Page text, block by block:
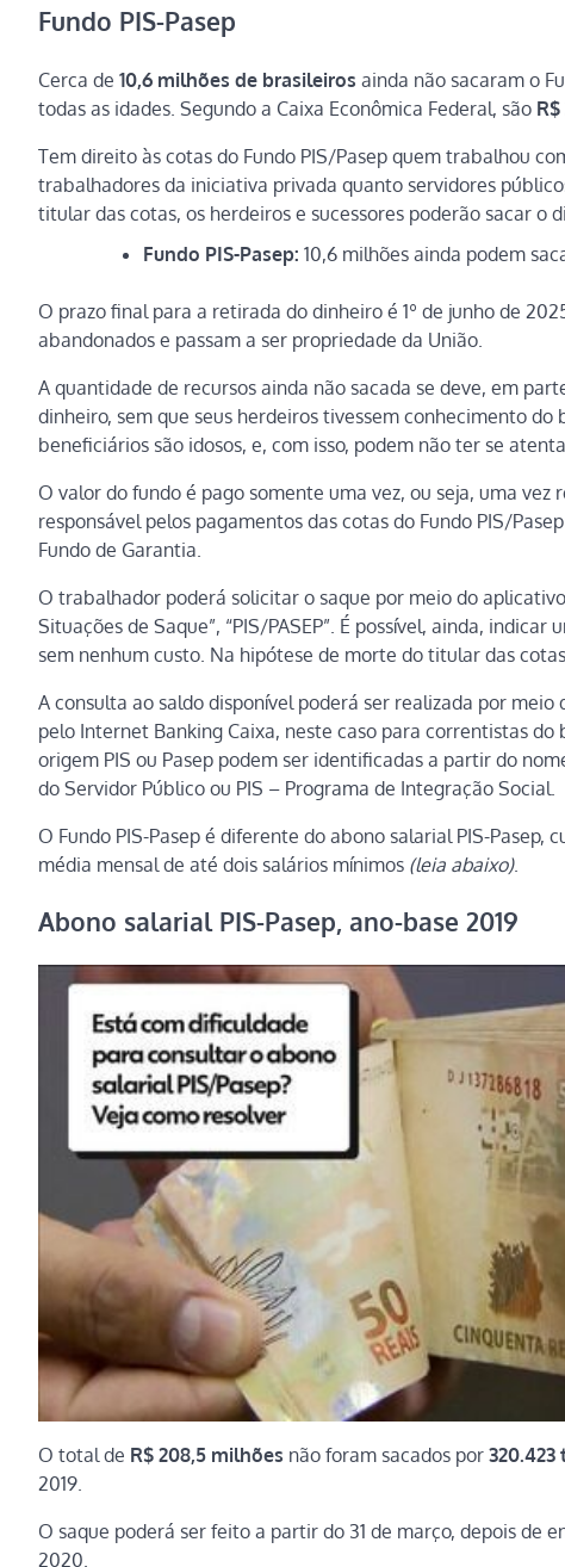
Fundo PIS-Pasep
Cerca de 10,6 milhões de brasileiros ainda não sacaram o
todas as idades. Segundo a Caixa Econômica Federal, são
Tem direito às cotas do Fundo PIS/Pasep quem trabalhou
trabalhadores da iniciativa privada quanto servidores
titular das cotas, os herdeiros e sucessores poderão sacar o
Fundo PIS-Pasep: 10,6 milhões ainda podem
O prazo final para a retirada do dinheiro é 1º de junho de
abandonados e passam a ser propriedade da União.
A quantidade de recursos ainda não sacada se deve, em
dinheiro, sem que seus herdeiros tivessem conhecimento
beneficiários são idosos, e, com isso, podem não ter se
O valor do fundo é pago somente uma vez, ou seja, uma
responsável pelos pagamentos das cotas do Fundo PIS/
Fundo de Garantia.
O trabalhador poderá solicitar o saque por meio do
Situações de Saque”, “PIS/PASEP”. É possível, ainda,
sem nenhum custo. Na hipótese de morte do titular das
A consulta ao saldo disponível poderá ser realizada por
pelo Internet Banking Caixa, neste caso para correntistas do
origem PIS ou Pasep podem ser identificadas a partir do
do Servidor Público ou PIS – Programa de Integração Social.
O Fundo PIS-Pasep é diferente do abono salarial PIS-
média mensal de até dois salários mínimos (leia abaixo).
Abono salarial PIS-Pasep, ano-base 2019
O total de R$ 208,5 milhões não foram sacados por
2019.
O saque poderá ser feito a partir do 31 de março, depois de
2020.